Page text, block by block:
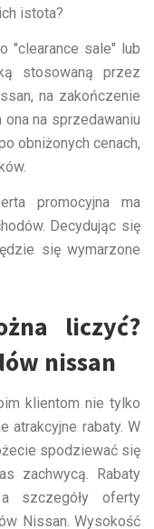
istota?
"clearance sale" lub
stosowaną przez
na zakończenie
na sprzedawaniu
obniżonych cenach,
promocyjna ma
Decydując się
się wymarzone
liczyć?
nissan
klientom nie tylko
atrakcyjne rabaty. W
spodziewać się
zachwycą. Rabaty
szczegóły oferty
Nissan. Wysokość